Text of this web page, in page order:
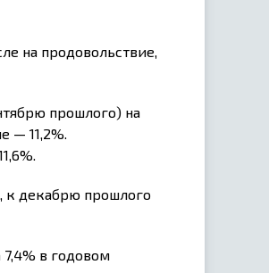
на продовольствие,
прошлого) на
— 11,2%.
к декабрю прошлого
в годовом